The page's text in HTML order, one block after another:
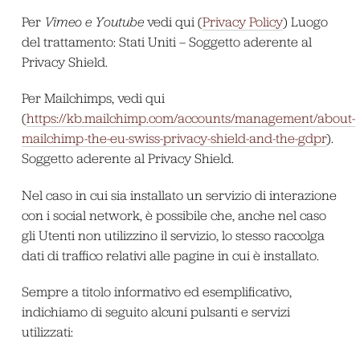
Per Vimeo e Youtube vedi qui (Privacy Policy) Luogo
del trattamento: Stati Uniti – Soggetto aderente al
Privacy Shield.
Per Mailchimps, vedi qui
(https://kb.mailchimp.com/accounts/management/about-
mailchimp-the-eu-swiss-privacy-shield-and-the-gdpr).
Soggetto aderente al Privacy Shield.
Nel caso in cui sia installato un servizio di interazione
con i social network, è possibile che, anche nel caso
gli Utenti non utilizzino il servizio, lo stesso raccolga
dati di traffico relativi alle pagine in cui è installato.
Sempre a titolo informativo ed esemplificativo,
indichiamo di seguito alcuni pulsanti e servizi
utilizzati: